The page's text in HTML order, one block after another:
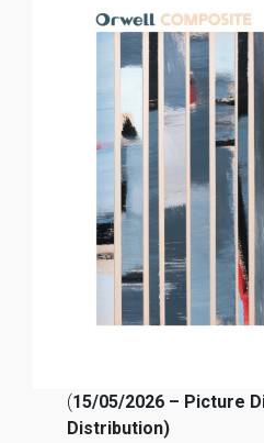
(15/05/2026 – Picture
Distribution)